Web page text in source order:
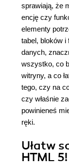
sprawiają, że
encję czy
elementy
tabel, bloków i
danych,
wszystko, co
witryny, a co
tego, czy na
czy właśnie
powinieneś
ręki.
Ułatw
HTML 5!